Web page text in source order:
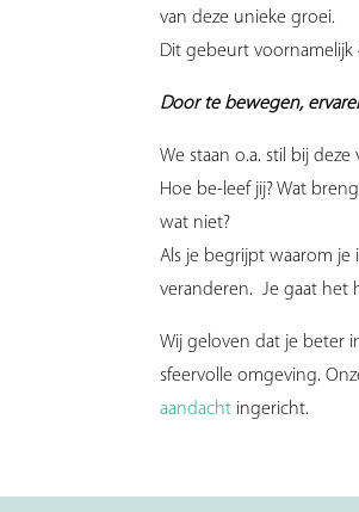
van deze unieke groei.
Dit gebeurt
Door te bewegen,
We staan o.a. stil bij deze
Hoe be-leef jij? Wat
wat niet?
Als je begrijpt waarom
veranderen. Je gaat het
Wij geloven dat je beter
sfeervolle omgeving.
aandacht ingericht.